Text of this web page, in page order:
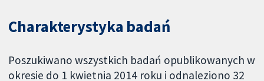
Charakterystyka badań
Poszukiwano wszystkich badań opublikowanych w
okresie do 1 kwietnia 2014 roku i odnaleziono 32